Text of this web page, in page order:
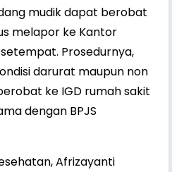
mudik dapat berobat
melapor ke Kantor
Prosedurnya,
darurat maupun non
ke IGD rumah sakit
dengan BPJS
Afrizayanti